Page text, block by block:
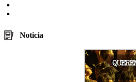
Noticia